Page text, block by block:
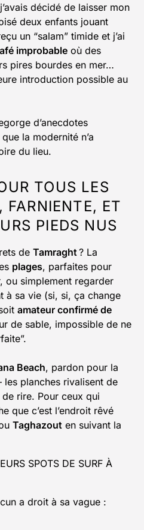
décidé de laisser mon
deux enfants jouant
un “salam” timide et j’ai
improbable où des
pires bourdes en mer…
introduction possible au
d’anecdotes
la modernité n’a
du lieu.
TOUS LES
FARNIENTE, ET
PIEDS NUS
de Tamraght? La
plages, parfaites pour
ou simplement regarder
à sa vie (si, si, ça change
amateur confirmé de
de sable, impossible de ne
Beach, pardon pour la
les planches rivalisent de
rire. Pour ceux qui
que c’est l’endroit rêvé
Taghazout en suivant la
SPOTS DE SURF À
a droit à sa vague :